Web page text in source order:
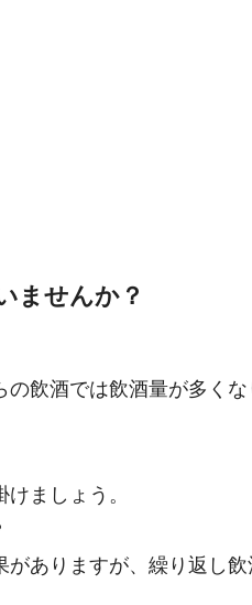
ませんか？
飲酒では飲酒量が多く
ましょう。
ありますが、繰り返し